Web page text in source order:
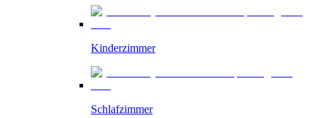
Kinderzimmer
Schlafzimmer